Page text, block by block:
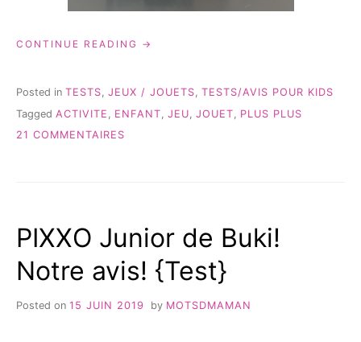
CONTINUE READING « PLUS
NOUVEAUTÉS2019
TEST
Posted in TESTS, JEUX / JOUETS, TESTS/AVIS POUR KIDS
Tagged ACTIVITE ENFANT JEU JOUET
PLUS PLUS
21 COMMENTAIRES
TEST
&
AVIS
PIXXO Junior de Buki!
Notre avis! {Test}
Posted on 15 JUIN 2019 by MOTSDMAMAN